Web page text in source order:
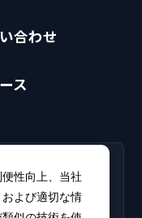
合わせ
ス
PHI（会員専
性向上、当社
よび適切な情